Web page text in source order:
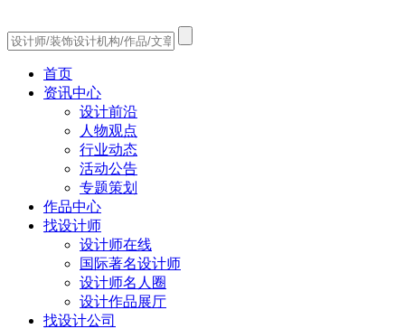
首页
资讯中心
设计前沿
人物观点
行业动态
活动公告
专题策划
作品中心
找设计师
设计师在线
国际著名设计师
设计师名人圈
设计作品展厅
找设计公司